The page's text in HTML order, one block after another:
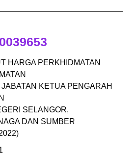
HARGA PERKHIDMATAN
KETUA PENGARAH
SELANGOR,
DAN SUMBER